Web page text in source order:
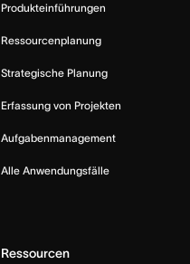
Produkteinführungen
Ressourcenplanung
Strategische Planung
Erfassung von Projekten
Aufgabenmanagement
Alle Anwendungsfälle
Ressourcen